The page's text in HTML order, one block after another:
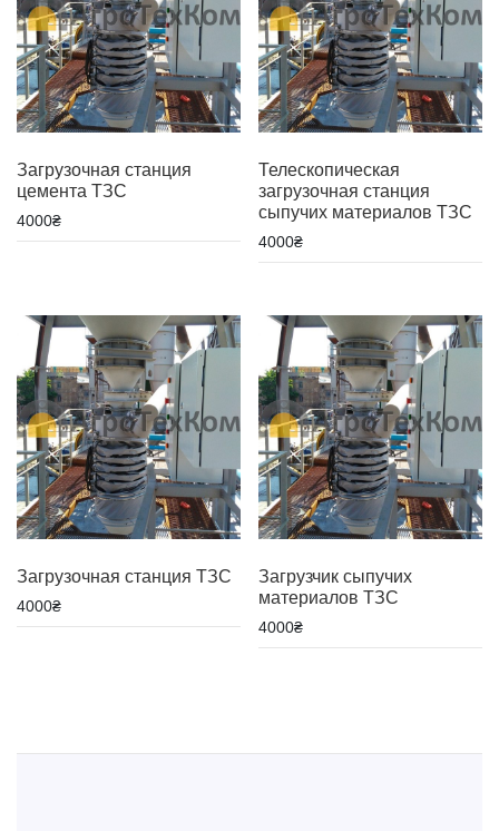
Загрузочная станция
цемента ТЗС
4000₴
Телескопическая
загрузочная станция
сыпучих материалов ТЗС
4000₴
Загрузочная станция ТЗС
4000₴
Загрузчик сыпучих
материалов ТЗС
4000₴